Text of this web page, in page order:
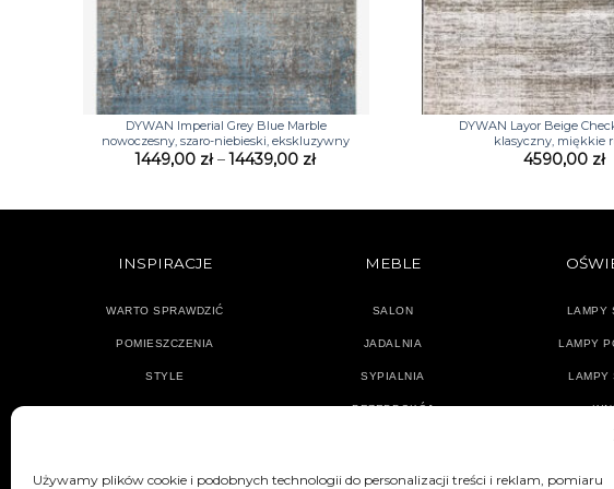
Używamy plików cookie i podobnych technologii do personalizacji treści i reklam, pomiaru
+
DYWAN Imperial Grey Blue Marble
nowoczesny, szaro-niebieski, ekskluzywny
1449,00 zł – 14439,00 złZakres
do
+
DYWAN Layor Beige
klasyczny, miękkie
4590,00 zł
INSPIRACJE
WARTO SPRAWDZIĆ
POMIESZCZENIA
STYLE
MEBLE
SALON
JADALNIA
SYPIALNIA
PRZEDPOKÓJ
LAMPY
LAMPY
LAMPY